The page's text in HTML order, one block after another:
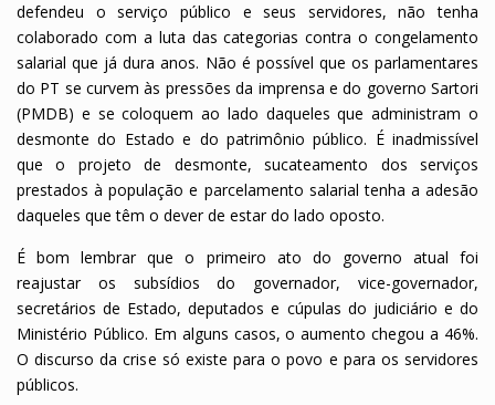
defendeu o serviço público e seus servidores, não tenha
colaborado com a luta das categorias contra o congelamento
salarial que já dura anos. Não é possível que os parlamentares
do PT se curvem às pressões da imprensa e do governo Sartori
(PMDB) e se coloquem ao lado daqueles que administram o
desmonte do Estado e do patrimônio público. É inadmissível
que o projeto de desmonte, sucateamento dos serviços
prestados à população e parcelamento salarial tenha a adesão
daqueles que têm o dever de estar do lado oposto.
É bom lembrar que o primeiro ato do governo atual foi
reajustar os subsídios do governador, vice-governador,
secretários de Estado, deputados e cúpulas do judiciário e do
Ministério Público. Em alguns casos, o aumento chegou a 46%.
O discurso da crise só existe para o povo e para os servidores
públicos.